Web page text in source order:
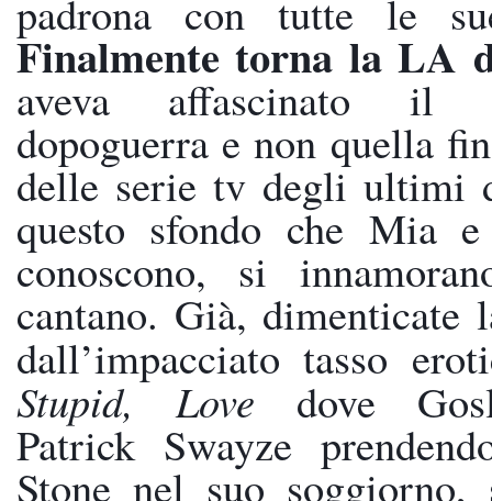
Finalmente torna la LA
aveva affascinato il
dopoguerra e non quella
delle serie tv degli ultimi
questo sfondo che Mia
conoscono, si
cantano. Già, dimenticate
dall’impacciato tasso
Stupid, Love dove
Patrick Swayze